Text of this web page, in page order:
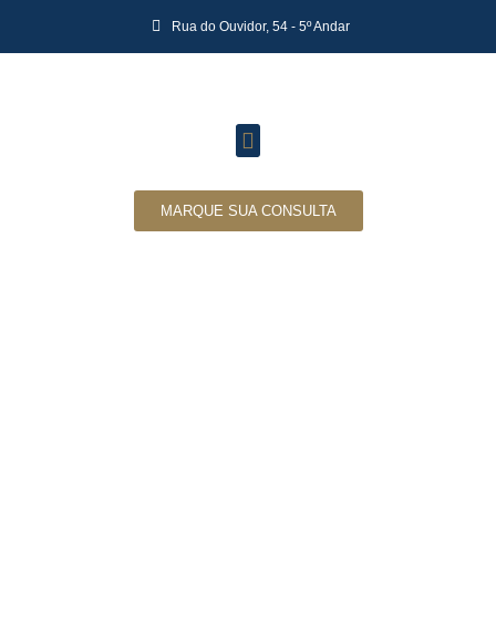
Rua do Ouvidor, 54 - 5º Andar
MARQUE SUA CONSULTA